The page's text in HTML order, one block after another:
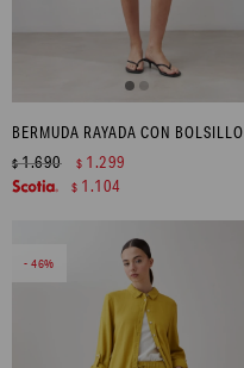
$1.690 $ 1.299
$ 1.104
46